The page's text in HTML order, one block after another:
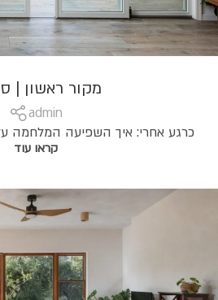
מקור ראשון |
admin
כרגע אחרי: איך השפיעה המלחמה
קראו עוד